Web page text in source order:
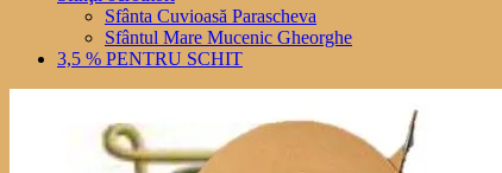
Sfânta Cuvioasă Parascheva
Sfântul Mare Mucenic Gheorghe
3,5 % PENTRU SCHIT